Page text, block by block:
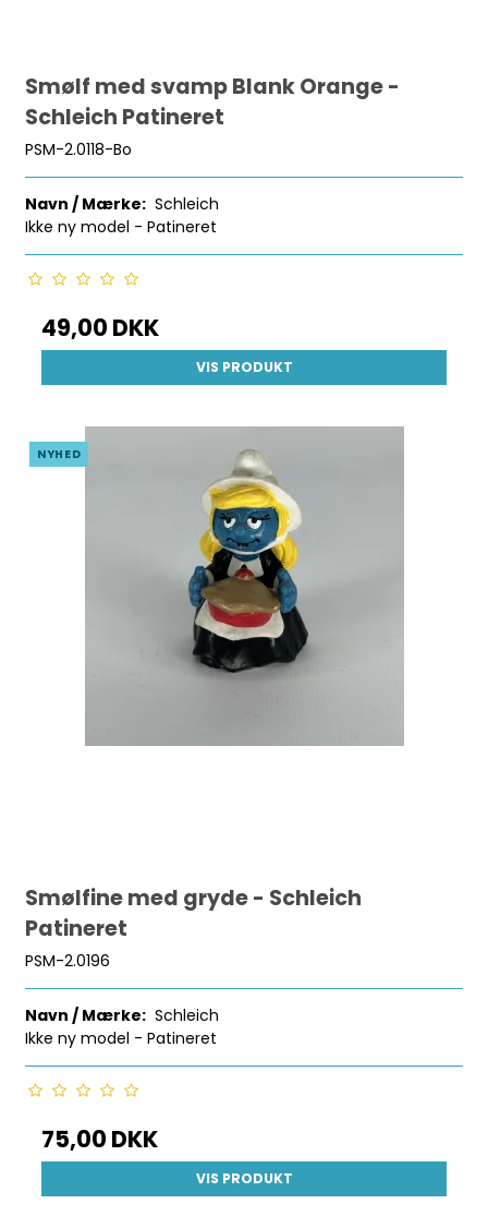
Smølf med svamp Blank Orange -
Schleich Patineret
PSM-2.0118-Bo
Navn / Mærke: Schleich
Ikke ny model - Patineret
49,00 DKK
VIS PRODUKT
NYHED
Smølfine med gryde - Schleich
Patineret
PSM-2.0196
Navn / Mærke: Schleich
Ikke ny model - Patineret
75,00 DKK
VIS PRODUKT